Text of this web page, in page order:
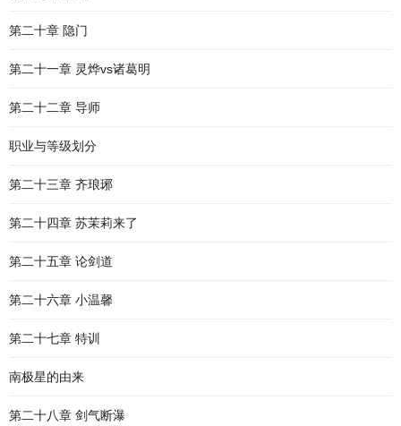
第二十章 隐门
第二十一章 灵烨vs诸葛明
第二十二章 导师
职业与等级划分
第二十三章 齐琅琊
第二十四章 苏茉莉来了
第二十五章 论剑道
第二十六章 小温馨
第二十七章 特训
南极星的由来
第二十八章 剑气断瀑